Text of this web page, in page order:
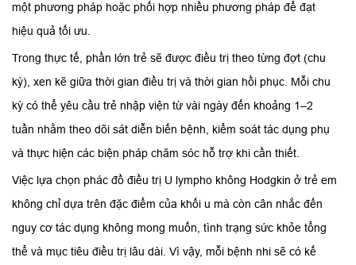
một phương pháp hoặc phối hợp nhiều phương pháp để đạt
hiệu quả tối ưu.
Trong thực tế, phần lớn trẻ sẽ được điều trị theo từng đợt (chu
kỳ), xen kẽ giữa thời gian điều trị và thời gian hồi phục. Mỗi chu
kỳ có thể yêu cầu trẻ nhập viện từ vài ngày đến khoảng 1–2
tuần nhằm theo dõi sát diễn biến bệnh, kiểm soát tác dụng phụ
và thực hiện các biện pháp chăm sóc hỗ trợ khi cần thiết.
Việc lựa chọn phác đồ điều trị U lympho không Hodgkin ở trẻ em
không chỉ dựa trên đặc điểm của khối u mà còn cân nhắc đến
nguy cơ tác dụng không mong muốn, tình trạng sức khỏe tổng
thể và mục tiêu điều trị lâu dài. Vì vậy, mỗi bệnh nhi sẽ có kế